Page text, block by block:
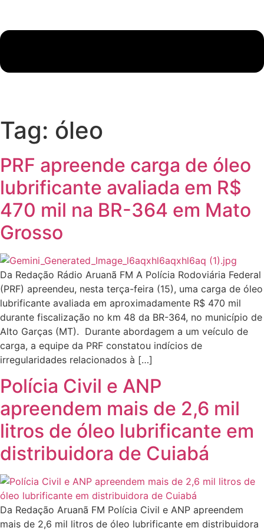
Tag: óleo
PRF apreende carga de óleo
lubrificante avaliada em R$
470 mil na BR-364 em Mato
Grosso
Da Redação Rádio Aruanã FM A Polícia Rodoviária Federal
(PRF) apreendeu, nesta terça-feira (15), uma carga de óleo
lubrificante avaliada em aproximadamente R$ 470 mil
durante fiscalização no km 48 da BR-364, no município de
Alto Garças (MT). Durante abordagem a um veículo de
carga, a equipe da PRF constatou indícios de
irregularidades relacionados à […]
Polícia Civil e ANP
apreendem mais de 2,6 mil
litros de óleo lubrificante em
distribuidora de Cuiabá
Da Redação Aruanã FM Polícia Civil e ANP apreendem
mais de 2,6 mil litros de óleo lubrificante em distribuidora